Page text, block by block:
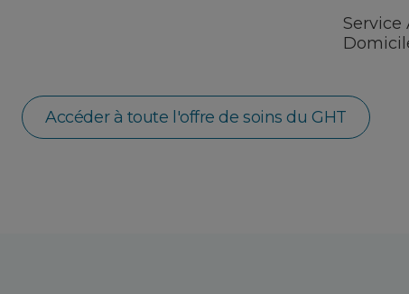
Service
Accéder à toute l'offre de soins du GHT